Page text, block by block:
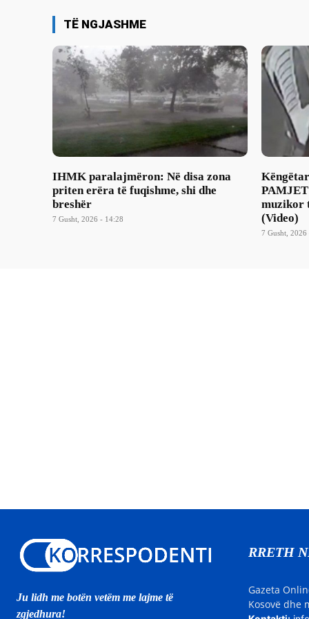
TË NGJASHME
IHMK paralajmëron: Në disa zona
priten erëra të fuqishme, shi dhe
breshër
7 Gusht, 2026 - 14:28
muzikor
(Video)
7 Gusht, 2026
Ju lidh me botën vetëm me lajme të
zgjedhura!
RRETH
Gazeta
Kosovë dhe